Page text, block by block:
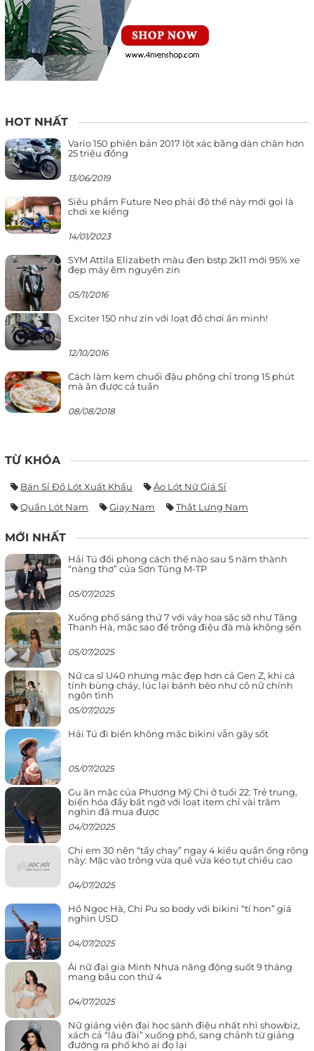
HOT NHẤT
Vario 150 phiên bản 2017 lột xác bằng dàn chân hơn
25 triệu đồng
13/06/2019
Siêu phẩm Future Neo phải độ thế này mới gọi là
chơi xe kiểng
14/01/2023
SYM Attila Elizabeth màu đen bstp 2k11 mới 95% xe
đẹp máy êm nguyên zin
05/11/2016
Exciter 150 như zin với loạt đồ chơi ẩn mình!
12/10/2016
Cách làm kem chuối đậu phộng chỉ trong 15 phút
mà ăn được cả tuần
08/08/2018
TỪ KHÓA
Bán Sỉ Đồ Lót Xuất Khẩu
Áo Lót Nữ Giá Sỉ
Quần Lót Nam
Giay Nam Thắt Lưng Nam
MỚI NHẤT
Hải Tú đổi phong cách thế nào sau 5 năm thành
“nàng thơ” của Sơn Tùng M-TP
05/07/2025
Xuống phố sáng thứ 7 với váy hoa sặc sỡ như Tăng
Thanh Hà, mặc sao để trông điệu đà mà không sến
05/07/2025
Nữ ca sĩ U40 nhưng mặc đẹp hơn cả Gen Z, khi cá
tính bùng cháy, lúc lại bánh bèo như cô nữ chính
ngôn tình
05/07/2025
Hải Tú đi biển không mặc bikini vẫn gây sốt
05/07/2025
Gu ăn mặc của Phương Mỹ Chi ở tuổi 22: Trẻ trung,
biến hóa đầy bất ngờ với loạt item chỉ vài trăm
nghìn đã mua được
04/07/2025
Chị em 30 nên “tẩy chay” ngay 4 kiểu quần ống rộng
này: Mặc vào trông vừa quê vừa kéo tụt chiều cao
04/07/2025
Hồ Ngọc Hà, Chi Pu so body với bikini “tí hon” giá
nghìn USD
04/07/2025
Ái nữ đại gia Minh Nhựa năng động suốt 9 tháng
mang bầu con thứ 4
04/07/2025
Nữ giảng viên đại học sành điệu nhất nhì showbiz,
xách cả “lâu đài” xuống phố, sang chảnh từ giảng
đường ra phố khó ai đọ lại